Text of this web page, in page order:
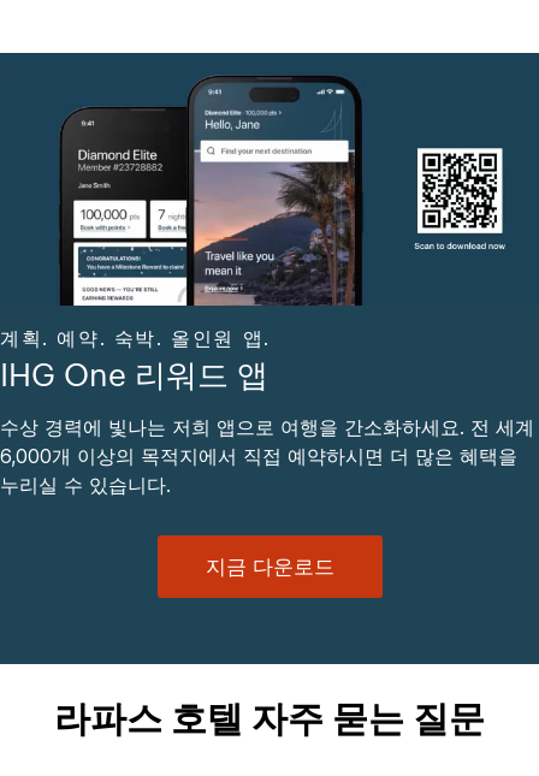
계획. 예약. 숙박. 올인원 앱.
IHG One 리워드 앱
수상 경력에 빛나는 저희 앱으로 여행을 간소화하세요. 전 세계
6,000개 이상의 목적지에서 직접 예약하시면 더 많은 혜택을
누리실 수 있습니다.
지금 다운로드
라파스 호텔 자주 묻는 질문